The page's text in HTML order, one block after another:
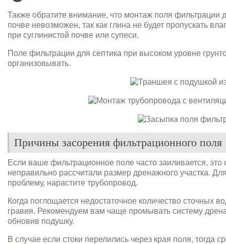
Также обратите внимание, что монтаж поля фильтрации
почве невозможен, так как глина не будет пропускать
при суглинистой почве или супеси.
Поле фильтрации для септика при высоком уровне
организовывать.
Причины засорения фильтрационного поля
Если ваше фильтрационное поле часто заиливается, это
неправильно рассчитали размер дренажного участка.
проблему, нарастите трубопровод.
Когда поглощается недостаточное количество сточных
гравия. Рекомендуем вам чаще промывать систему
обновив подушку.
В случае если стоки перелились через края поля, тогда